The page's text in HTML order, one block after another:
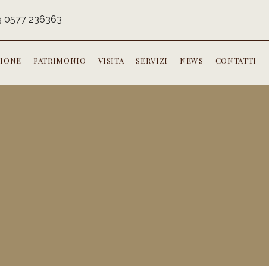
0577 236363
PATRIMONIO VISITA SERVIZI NEWS CONTATTI